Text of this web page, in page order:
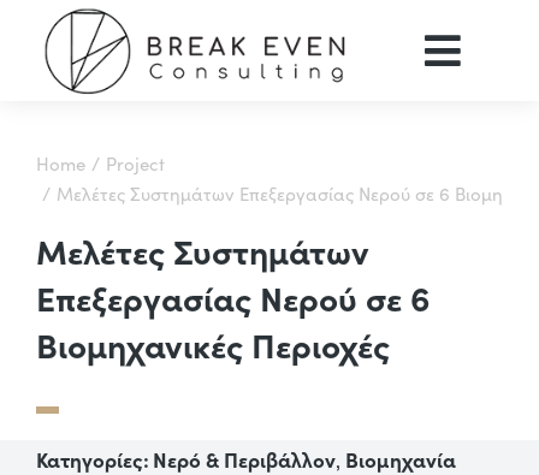
You are here:
Home
Project
Μελέτες Συστημάτων Επεξεργασίας Νερού σε 6
Μελέτες Συστημάτων
Επεξεργασίας Νερού σε 6
Βιομηχανικές Περιοχές
Κατηγορίες: Νερό & Περιβάλλον, Βιομηχανία